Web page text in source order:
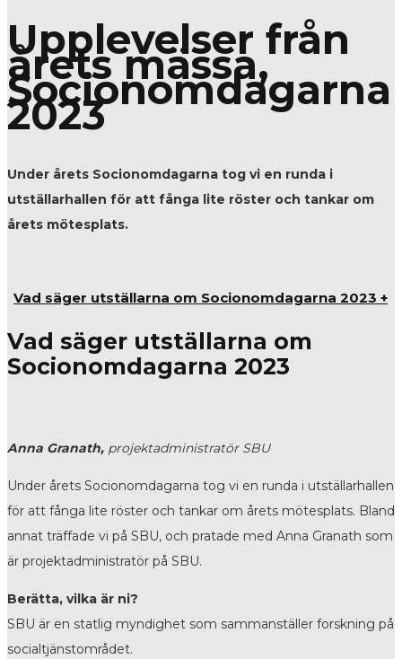
Upplevelser från
årets mässa,
Socionomdagarna
2023
Under årets Socionomdagarna tog vi en runda i
utställarhallen för att fånga lite röster och tankar om
årets mötesplats.
Vad säger utställarna om Socionomdagarna 2023 +
Vad säger utställarna om
Socionomdagarna 2023
Anna Granath, projektadministratör SBU
Under årets Socionomdagarna tog vi en runda i utställarhallen
för att fånga lite röster och tankar om årets mötesplats. Bland
annat träffade vi på SBU, och pratade med Anna Granath som
är projektadministratör på SBU.
Berätta, vilka är ni?
SBU är en statlig myndighet som sammanställer forskning på
socialtjänstområdet.